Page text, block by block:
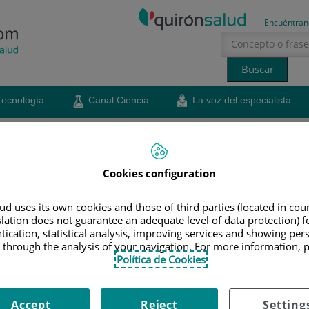
Canal Ciencia La voz del especialista
¿Qué es un
de última generación?
del Servicio de Oncología radioterápica del Hospital
explica los beneficios de los tratamientos de
en oncología
Cookies configuration
uses its own cookies and those of third parties (located in
does not guarantee an adequate level of data protection)
statistical analysis, improving services and showing
the analysis of your navigation. For more information,
Política de Cookies
Reject
Accept